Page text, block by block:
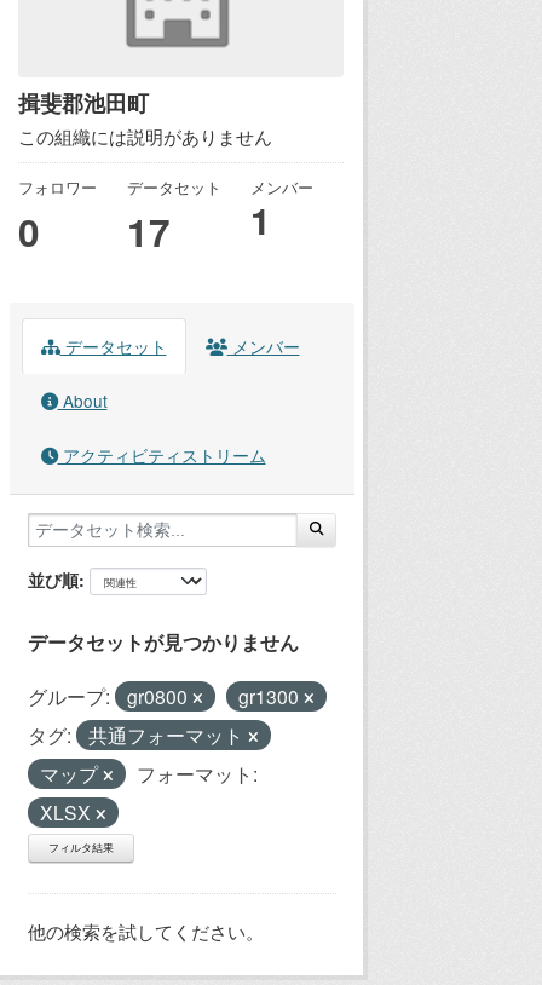
揖斐郡池田町
この組織には説明がありません
フォロワー
0
データセット
17
メンバー
1
データセット メンバー
About
アクティビティストリーム
並び順
データセットが見つかりません
グループ: gr0800
gr1300
タグ:
共通フォーマット
マップ
フォーマット:
XLSX
フィルタ結果
他の検索を試してください。